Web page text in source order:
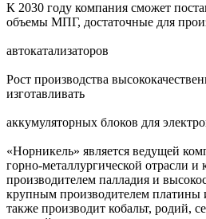
К 2030 году компания сможет
объемы МПГ, достаточные для
автокатализаторов
Рост производства
изготавливать
аккумуляторных блоков для
«Норникель» является ведущей
горно-металлургической отрасли
производителем палладия и
крупным производителем платины
также производит кобальт, родий,